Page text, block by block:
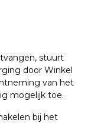
stuurt
door Winkel
van het
mogelijk toe.
bij het